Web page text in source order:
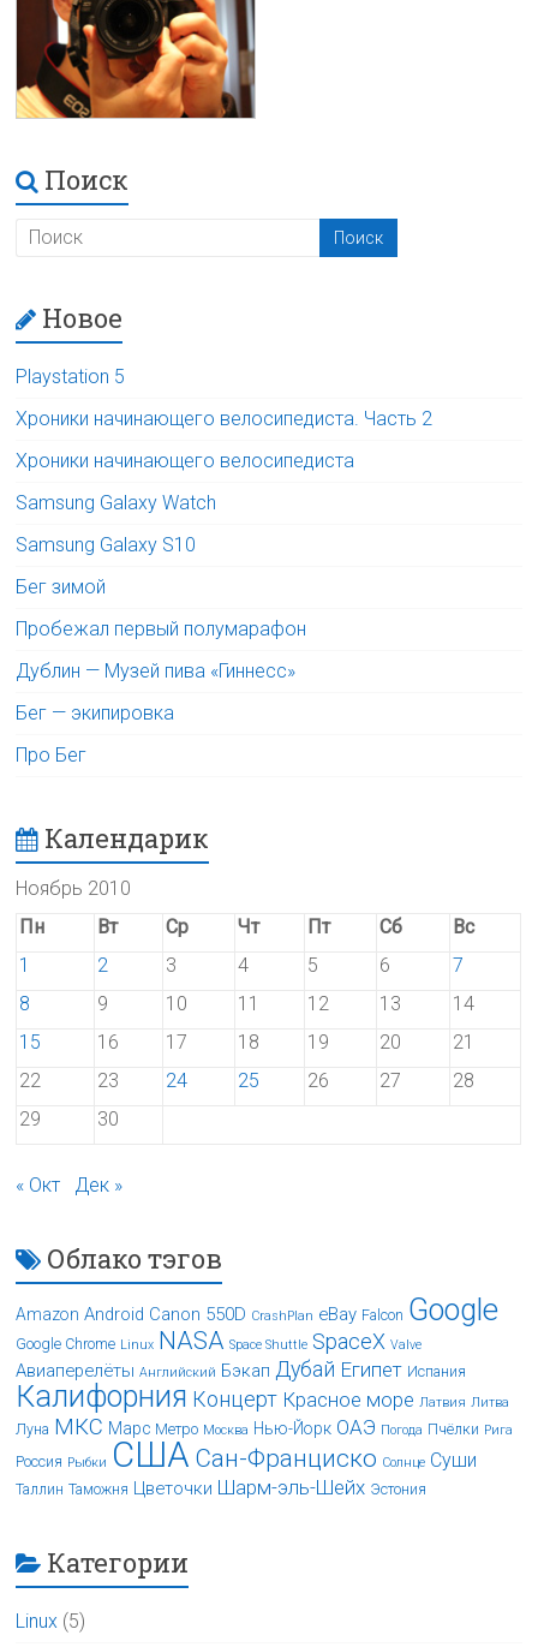
Поиск
Новое
Playstation 5
Хроники начинающего велосипедиста. Часть 2
Хроники начинающего велосипедиста
Samsung Galaxy Watch
Samsung Galaxy S10
Бег зимой
Пробежал первый полумарафон
Дублин — Музей пива «Гиннесс»
Бег — экипировка
Про Бег
Календарик
Ноябрь 2010
Пн
Вт Ср Чт Пт Сб
Вс
1
2 3 4 5 6
7
8
9 10 11 12 13
14
15
16 17 18 19 20
21
22
23 24 25 26 27
28
29
30
« Окт Дек »
Облако тэгов
Amazon Android Canon 550D CrashPlan eBay Falcon Google
Google Chrome Linux NASA Space Shuttle SpaceX Valve
Авиаперелёты Английский Бэкап Дубай Египет Испания
Калифорния Концерт Красное море Латвия Литва
Луна МКС Марс Метро Москва Нью-Йорк ОАЭ Погода Пчёлки Рига
Россия Рыбки США Сан-Франциско Солнце Суши
Таллин Таможня Цветочки Шарм-эль-Шейх Эстония
Категории
Linux (5)